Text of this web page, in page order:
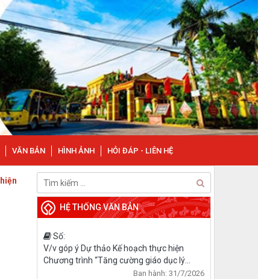
VĂN BẢN HÌNH ẢNH HỎI ĐÁP - LIÊN HỆ
HỆ THỐNG VĂN BẢN
Số:
V/v góp ý Dự thảo Kế hoạch thực hiện
Chương trình “Tăng cường giáo dục lý
tưởng, cách mạng, đạo đức, lối sống và
Ban hành: 31/7/2026